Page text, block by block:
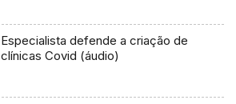
Especialista defende a criação de
clínicas Covid (áudio)